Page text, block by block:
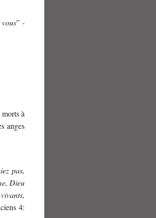
” -
à
anges
pas,
Dieu
4: